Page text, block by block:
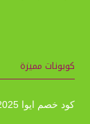
كوبونات مميزة
كود خصم ايوا 2025 أقوى كود خصم discount code